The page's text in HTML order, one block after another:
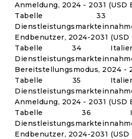
Anmeldung, 2024 - 2031 (USD
Tabelle 33
Endbenutzer, 2024-2031 (USD
Tabelle 34
Bereitstellungsmodus, 2024 -
Tabelle 35
Anmeldung, 2024 - 2031 (USD
Tabelle 36
Endbenutzer, 2024-2031 (USD